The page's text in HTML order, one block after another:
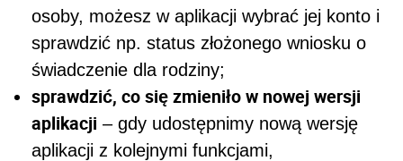
osoby, możesz w aplikacji wybrać jej konto i
sprawdzić np. status złożonego wniosku o
świadczenie dla rodziny;
sprawdzić, co się zmieniło w nowej wersji
aplikacji – gdy udostępnimy nową wersję
aplikacji z kolejnymi funkcjami,